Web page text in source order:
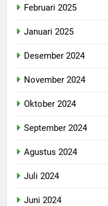
Februari 2025
Januari 2025
Desember 2024
November 2024
Oktober 2024
September 2024
Agustus 2024
Juli 2024
Juni 2024